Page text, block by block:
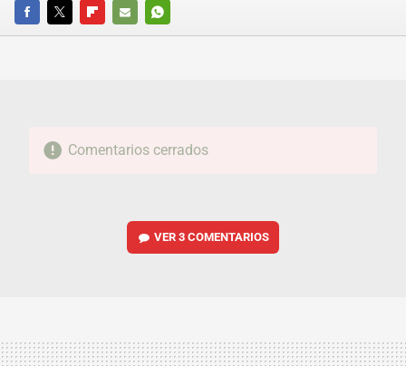
FACEBOOKTWITTERFLIPBOARD
E-
WHATSAPP
Comentarios cerrados
VER3 COMENTARIOS